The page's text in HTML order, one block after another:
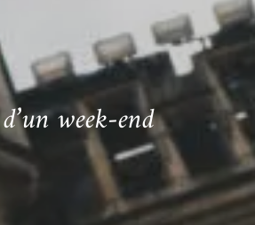
week-end